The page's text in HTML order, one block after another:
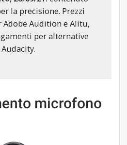
la precisione. Prezzi
Audition e Alitu,
per alternative
Audacity.
microfono